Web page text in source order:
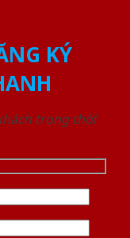
KÝ
trong thời